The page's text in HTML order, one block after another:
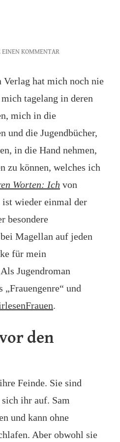
EINEN KOMMENTARZU
WORTEN:
ICH
IRELAND
UND
DER
VON
GEDICHT
hat mich noch nie
tagelang in deren
mich in die
und die Jugendbücher,
in die Hand nehmen,
zu können, welches ich
Worten: Ich von
ist wieder einmal der
besondere
Magellan auf jeden
für mein
Jugendroman
und
.
den
Feinde. Sie sind
ihr auf. Sam
und kann ohne
Aber obwohl sie